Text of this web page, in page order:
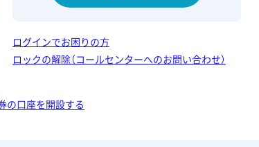
ログインでお困りの方
ロックの解除（コールセンターへのお問い合わせ）
の口座を開設する